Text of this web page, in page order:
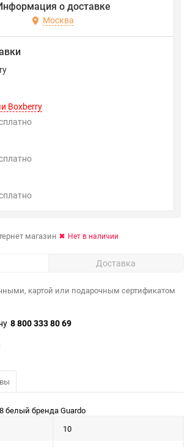
о доставке
Москва
Boxberry
магазин Нет в наличии
Доставка
картой или подарочным сертификатом
8 800 333 80 69
белый бренда Guardo
10